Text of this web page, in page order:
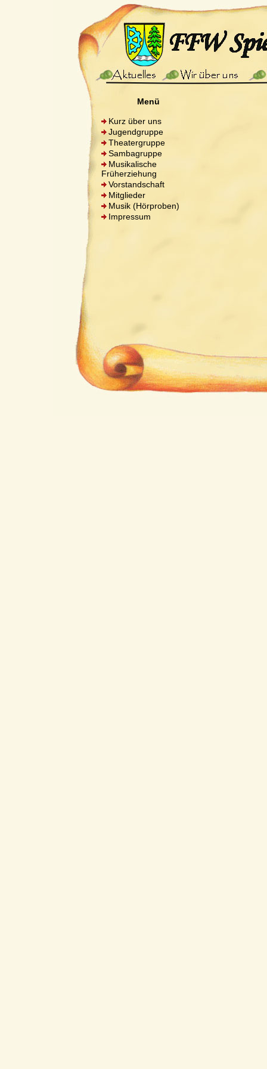
Menü
Kurz über uns
Jugendgruppe
Theatergruppe
Sambagruppe
Musikalische
Früherziehung
Vorstandschaft
Mitglieder
Musik (Hörproben)
Impressum